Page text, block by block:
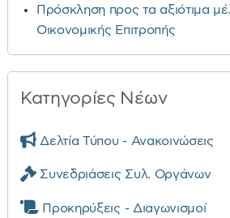
Πρόσκληση προς τα αξιότιμα
Οικονομικής Επιτροπής
Κατηγορίες Νέων
Δελτία Τύπου - Ανακοινώσεις
Συνεδριάσεις Συλ. Οργάνων
Προκηρύξεις - Διαγωνισμοί